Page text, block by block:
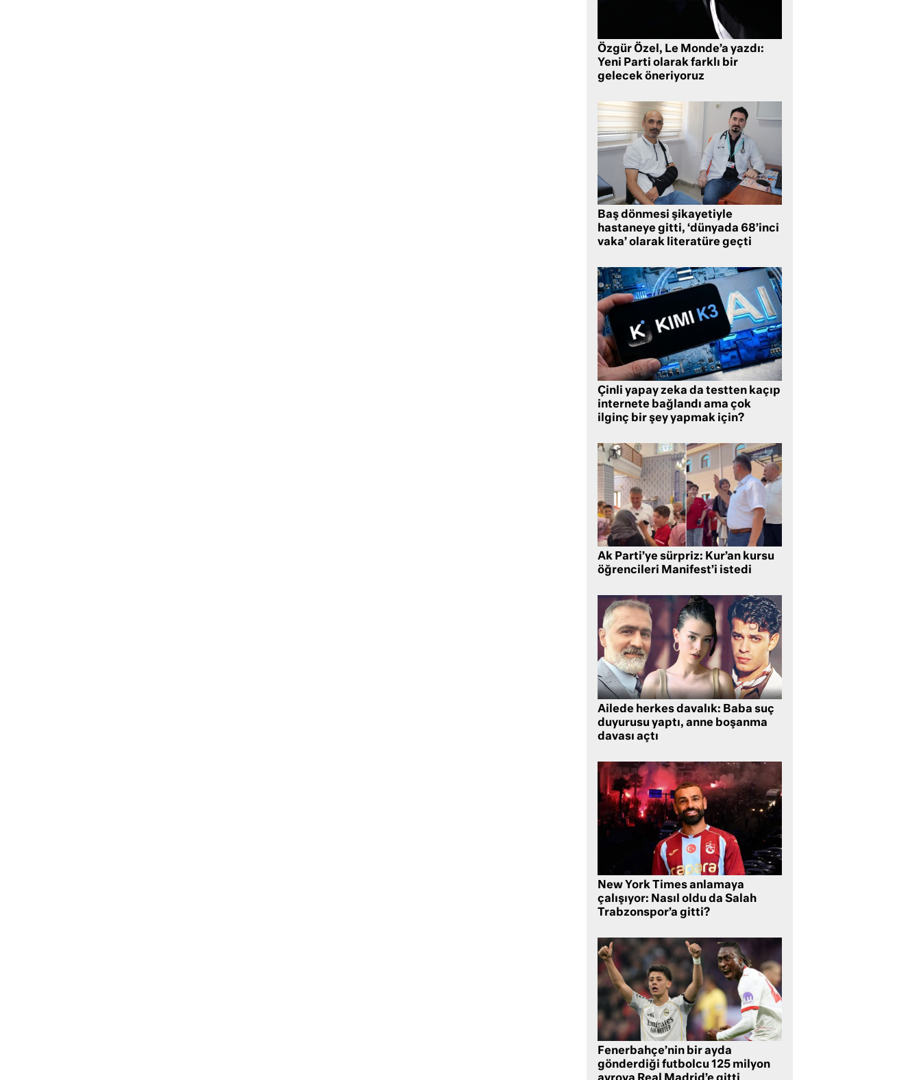
Özgür Özel, Le Monde’a yazdı:
Yeni Parti olarak farklı bir
gelecek öneriyoruz
Baş dönmesi şikayetiyle
hastaneye gitti, ‘dünyada 68’inci
vaka’ olarak literatüre geçti
Çinli yapay zeka da testten kaçıp
internete bağlandı ama çok
ilginç bir şey yapmak için?
Ak Parti’ye sürpriz: Kur’an kursu
öğrencileri Manifest’i istedi
Ailede herkes davalık: Baba suç
duyurusu yaptı, anne boşanma
davası açtı
New York Times anlamaya
çalışıyor: Nasıl oldu da Salah
Trabzonspor’a gitti?
Fenerbahçe’nin bir ayda
gönderdiği futbolcu 125 milyon